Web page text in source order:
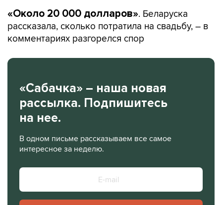
«Около 20 000 долларов». Беларуска
рассказала, сколько потратила на свадьбу, – в
комментариях разгорелся спор
«Сабачка» – наша новая
рассылка. Подпишитесь
на нее.
В одном письме рассказываем все самое
интересное за неделю.